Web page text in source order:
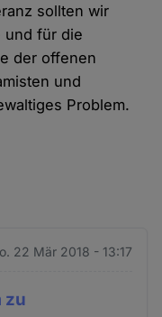
sollten wir
und für die
der offenen
und
Problem.
22 Mär 2018 - 13:17
zu